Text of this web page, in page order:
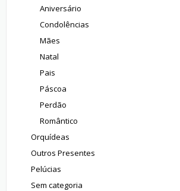
Aniversário
Condolências
Mães
Natal
Pais
Páscoa
Perdão
Romântico
Orquídeas
Outros Presentes
Pelúcias
Sem categoria